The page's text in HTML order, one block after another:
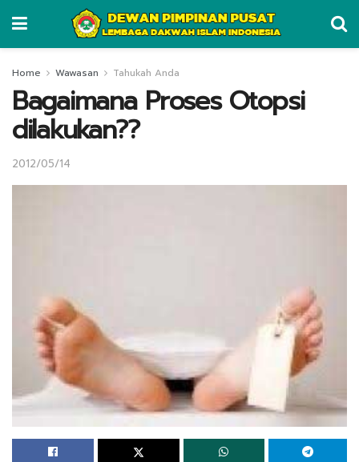
Home Wawasan Tahukah Anda
Bagaimana Proses Otopsi
dilakukan??
2012/05/14